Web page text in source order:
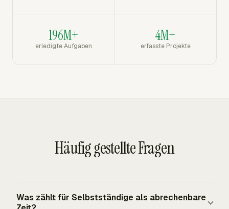
196M+
erledigte Aufgaben
4M+
erfasste Projekte
Häufig gestellte Fragen
Was zählt für Selbstständige als abrechenbare